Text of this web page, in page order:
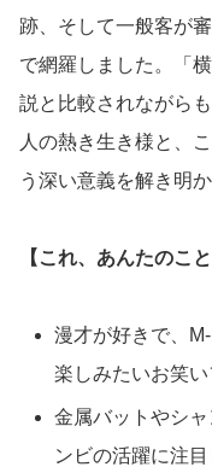
跡、そして一般客が
で網羅しました。「
説と比較されながら
人の熱き生き様と、
う深い意義を解き明か
【これ、あんたのこ
漫才が好きで、
楽しみたいお笑い
金属バットやシ
ンビの活躍に注